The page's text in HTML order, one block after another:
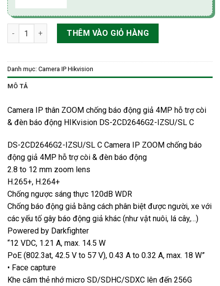
Camera IP thân ZOOM chống báo động giả 4MP hỗ trợ còi &
THÊM VÀO GIỎ HÀNG
Danh mục: Camera IP Hikvision
MÔ TẢ
Camera IP thân ZOOM chống báo động giả 4MP hỗ trợ còi
& đèn báo động HIKvision DS-2CD2646G2-IZSU/SL C
DS-2CD2646G2-IZSU/SL C Camera IP ZOOM chống báo
động giả 4MP hỗ trợ còi & đèn báo động
2.8 to 12 mm zoom lens
H.265+, H.264+
Chống ngược sáng thực 120dB WDR
Chống báo động giả bằng cách phân biệt được người, xe với
các yếu tố gây báo động giả khác (như vật nuôi, lá cây,…)
Powered by Darkfighter
“12 VDC, 1.21 A, max. 14.5 W
PoE (802.3at, 42.5 V to 57 V), 0.43 A to 0.32 A, max. 18 W”
• Face capture
Khe cắm thẻ nhớ micro SD/SDHC/SDXC lên đến 256G